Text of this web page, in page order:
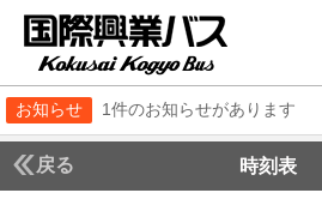
お知らせ 1件のお知らせがあります
戻る 時刻表